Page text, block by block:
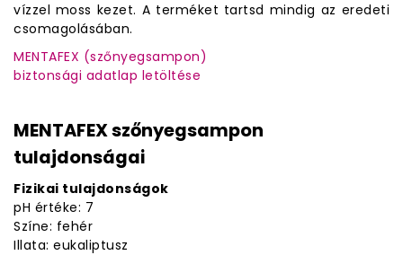
vízzel moss kezet. A terméket tartsd mindig az eredeti
csomagolásában.
MENTAFEX (szőnyegsampon)
biztonsági adatlap letöltése
MENTAFEX szőnyegsampon
tulajdonságai
Fizikai tulajdonságok
pH értéke: 7
Színe: fehér
Illata: eukaliptusz